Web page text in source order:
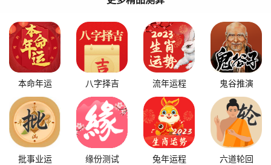
本命年运 八字择吉 流年运程 鬼谷推演
批事业运 缘份测试 兔年运程 六道轮回